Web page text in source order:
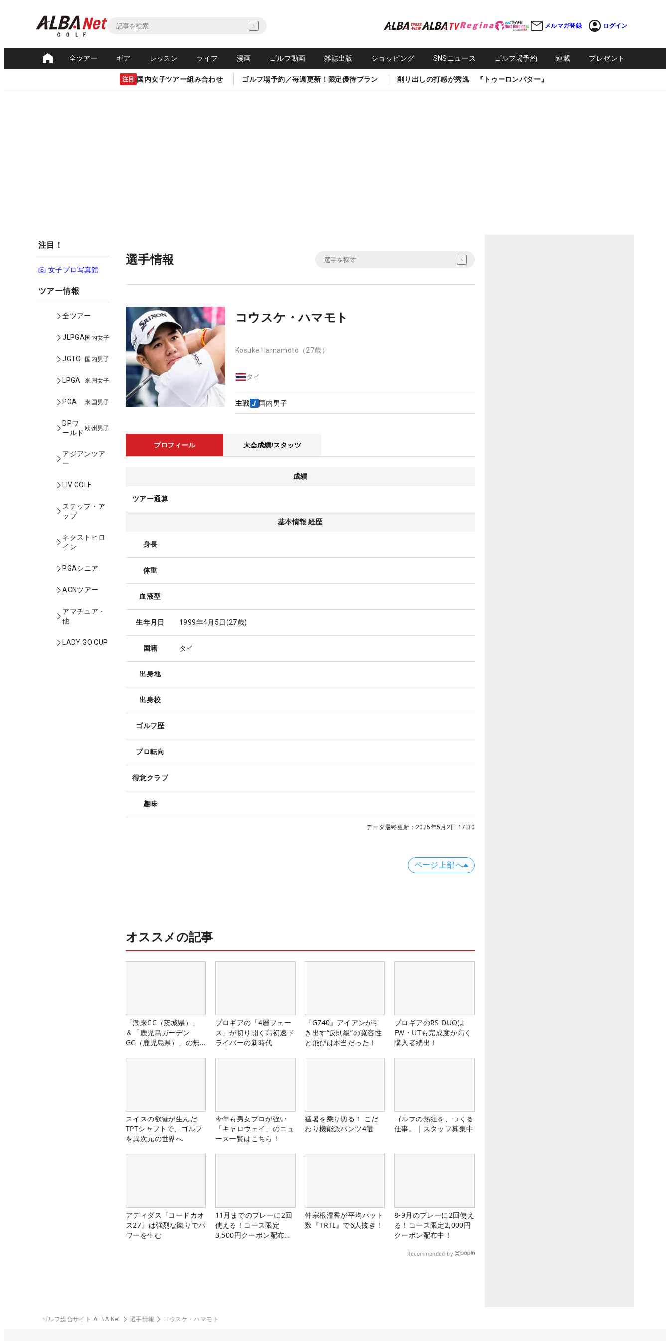
メルマガ登録 ログイン
全ツアー ギア レッスン ライフ 漫画 ゴルフ動画 雑誌出版 ショッピング SNSニュース ゴルフ場予約 連載 プレゼント
注目 国内女子ツアー組み合わせ ゴルフ場予約／毎週更新！限定優待プラン 削り出しの打感が秀逸 『トゥーロンパター』
注目！
女子プロ写真館
ツアー情報
全ツアー
JLPGA国内女子
JGTO 国内男子
LPGA 米国女子
PGA 米国男子
DPワ
ールド
欧州男子
アジアンツア
ー
LIV GOLF
ステップ・ア
ップ
ネクストヒロ
イン
PGAシニア
ACNツアー
アマチュア・
他
LADY GO CUP
選手情報
コウスケ・ハマモト
Kosuke Hamamoto （27歳）
タイ
主戦 国内男子
プロフィール 大会成績/スタッツ
成績
ツアー通算
基本情報 経歴
身長
体重
血液型
生年月日 1999年4月5日(27歳)
国籍 タイ
出身地
出身校
ゴルフ歴
プロ転向
得意クラブ
趣味
データ最終更新： 2025年5月2日 17:30
ページ上部へ
オススメの記事
「潮来CC（茨城県）」
＆「鹿児島ガーデン
GC（鹿児島県）」の無
プロギアの「4層フェー
ス」が切り開く高初速ド
ライバーの新時代
『G740』アイアンが引
き出す“反則級”の寛容性
と飛びは本当だった！
プロギアのRS DUOは
FW・UTも完成度が高く
購入者続出！
スイスの叡智が生んだ
TPTシャフトで、ゴルフ
を異次元の世界へ
今年も男女プロが強い
「キャロウェイ」のニュ
ース一覧はこちら！
猛暑を乗り切る！ こだ
わり機能派パンツ4選
ゴルフの熱狂を、つくる
仕事。｜スタッフ募集中
アディダス『コードカオ
ス27』は強烈な蹴りでパ
ワーを生む
11月までのプレーに2回
使える！コース限定
3,500円クーポン配布
仲宗根澄香が平均パット
数『TRTL』で6人抜き！
8-9月のプレーに2回使え
る！コース限定2,000円
クーポン配布中！
Recommended by
ゴルフ総合サイト ALBA Net 選手情報 コウスケ・ハマモト